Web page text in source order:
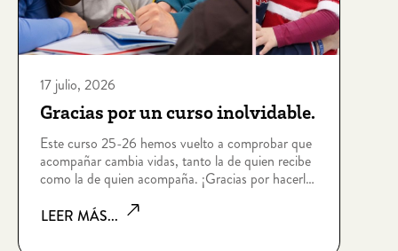
17 julio, 2026
Gracias por un curso inolvidable.
Este curso 25-26 hemos vuelto a comprobar que
acompañar cambia vidas, tanto la de quien recibe
como la de quien acompaña. ¡Gracias por hacerlo
LEER MÁS...